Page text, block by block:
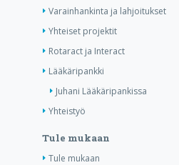
Varainhankinta ja lahjoitukset
Yhteiset projektit
Rotaract ja Interact
Lääkäripankki
Juhani Lääkäripankissa
Yhteistyö
Tule mukaan
Tule mukaan